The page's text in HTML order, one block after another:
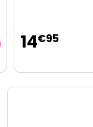
14€95